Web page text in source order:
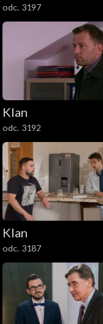
odc. 3197
Klan
odc. 3192
Klan
odc. 3187